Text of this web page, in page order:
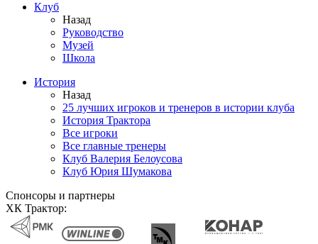
Клуб
Назад
Руководство
Музей
Школа
История
Назад
25 лучших игроков и тренеров в истории клуба
История Трактора
Все игроки
Все главные тренеры
Клуб Валерия Белоусова
Клуб Юрия Шумакова
Спонсоры и партнеры
ХК Трактор: